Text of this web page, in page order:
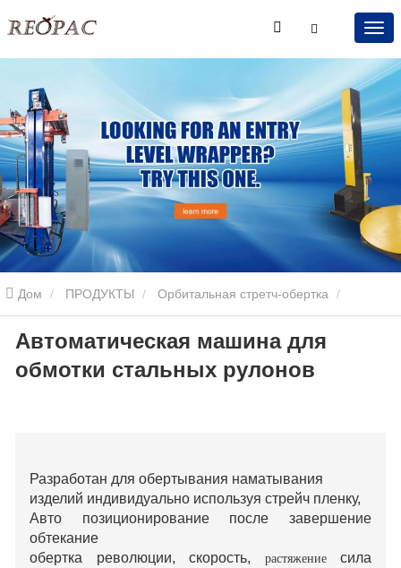
Дом ПРОДУКТЫ Орбитальная стретч-обертка
Орбитальная стретч-обертка Автоматическая машина для
обмотки стальных рулонов
Автоматическая машина для
обмотки стальных рулонов
Разработан для обертывания наматывания
изделий индивидуально используя стрейч пленку,
Авто позиционирование после завершение
обтекание
обертка революции, скорость, растяжениесила